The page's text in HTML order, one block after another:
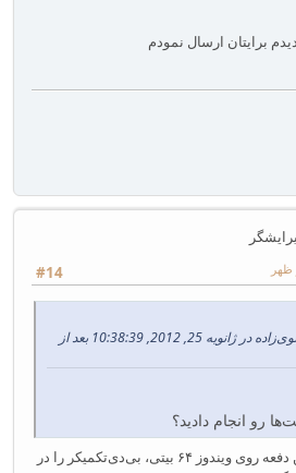
برایتان ارسال نمودم
#14
نقل قول از: سیدرضی علوی‌زاده در ژانویه 25, 2012, 10:38:39 بعد از
رو انجام دادید؟
ویندوزم را عوض کردم و این دفعه روی ویندوز ۶۴ بیتی، بی‌دی‌تکمیکر را در